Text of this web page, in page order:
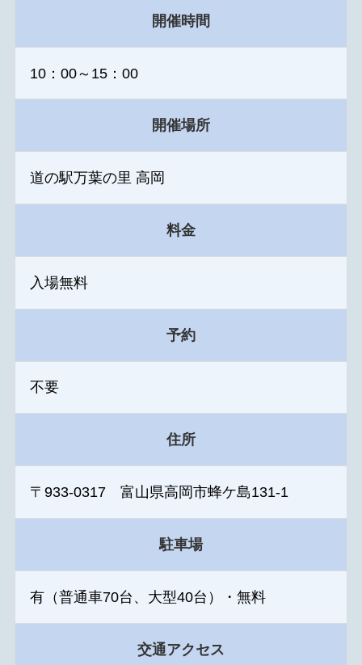
開催時間
10：00～15：00
開催場所
道の駅万葉の里 高岡
料金
入場無料
予約
不要
住所
〒933-0317 富山県高岡市蜂ケ島131-1
駐車場
有（普通車70台、大型40台）・無料
交通アクセス